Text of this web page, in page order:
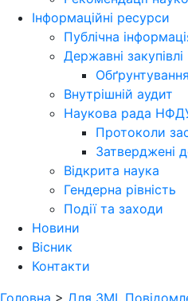
Інформаційні ресурси
Публічна
Державні закупівлі
Внутрішній аудит
Наукова рада
Протоколи
Затверджені
Відкрита наука
Гендерна рівність
Події та заходи
Новини
Вісник
Контакти
Головна > Для ЗМІ,